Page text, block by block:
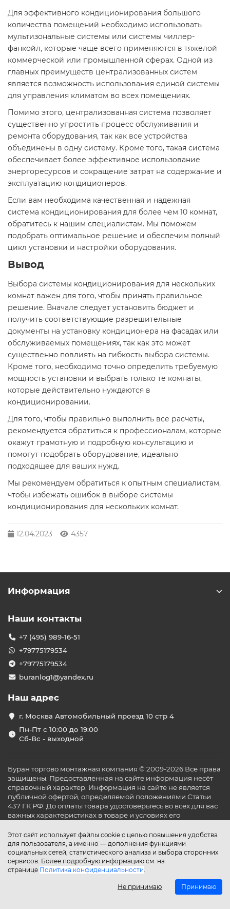
Для эффективного кондиционирования большого
количества помещений необходимо использовать
мультизональные системы или системы чиллер-
фанкойл, которые чаще всего применяются в тяжелой
коммерческой или промышленной сферах. Одной из
главных преимуществ централизованных систем
является возможность использования единой системы
для управления климатом во всех помещениях.
Помимо этого, централизованная система позволяет
существенно упростить процесс обслуживания и
ремонта оборудования, так как все устройства
объединены в одну систему. Кроме того, такая система
обеспечивает более эффективное использование
энергоресурсов и сокращение затрат на содержание и
эксплуатацию кондиционеров.
Если вам необходима качественная и надежная
система кондиционирования для более чем 10 комнат,
обратитесь к нашим специалистам. Мы поможем
подобрать оптимальное решение и обеспечим полный
цикл установки и настройки оборудования.
Вывод
Выбора системы кондиционирования для нескольких
комнат важен для того, чтобы принять правильное
решение. Вначале следует установить бюджет и
получить соответствующие разрешительные
документы на установку кондиционера на фасадах или
обслуживаемых помещениях, так как это может
существенно повлиять на гибкость выбора системы.
Кроме того, необходимо точно определить требуемую
мощность установки и выбрать только те комнаты,
которые действительно нуждаются в
кондиционировании.
Для того, чтобы правильно выполнить все расчеты,
рекомендуется обратиться к профессионалам, которые
окажут грамотную и подробную консультацию и
помогут подобрать оборудование, идеально
подходящее для ваших нужд.
Мы рекомендуем обратиться к опытным специалистам,
чтобы избежать ошибок в выборе системы
кондиционирования для нескольких комнат.
12.04.2023 4357
Этот сайт использует файлы cookie с целью повышения удобства
для пользователя, а именно — дополнения функциями
социальных сетей, статистического анализа и выбора сторонних
сервисов. Более подробную информацию см. на
странице Политика конфиденциальности.
Не принимаю Принимаю
Информация
Наши контакты
+7 (495) 989-16-51
+79775179534
+79775179534
buranlog1@yandex.ru
Наш адрес
г. Москва Автомобильный проезд 10 стр 4
Пн-Пт с 10:00 до 19:00
Сб-Вс - выходной
Буран торгово монтажная компания © 2009-2026 Все права
защищены. Предоставленная на сайте информация несёт
справочный характер. Информация на сайте не является
публичной офертой, определяемой положениями Статьи
437 ГК РФ. До оплаты товара удостоверьтесь во всех для вас
важных характеристиках в товаре и условиях его